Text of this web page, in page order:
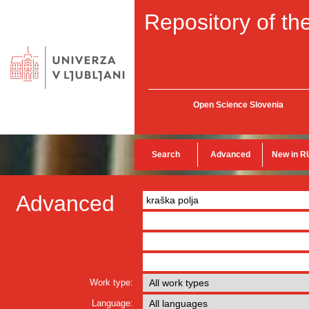
Repository of
Open Science Slovenia
Search Advanced New in
Advanced
Work type:
Language: